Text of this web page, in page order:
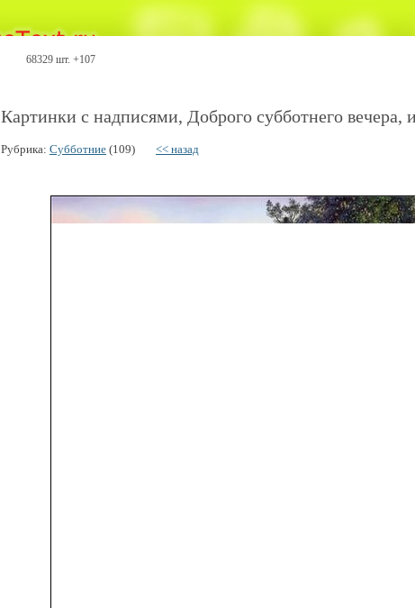
68329 шт. +107
Картинки с надписями, Доброго субботнего вечера,
Рубрика: Субботние (109) << назад